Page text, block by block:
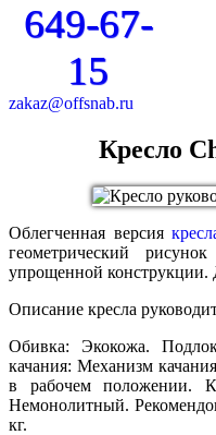
649-67-
15
zakaz@offsnab.ru
Кресло
Облегченная версия
геометрический
упрощенной конструкции.
Описание кресла
Обивка: Экокожа.
качания: Механизм
в рабочем положении.
Немонолитный.
кг.